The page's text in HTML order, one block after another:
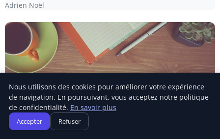
Adrien Noël
Nous utilisons des cookies pour améliorer votre expérience
de navigation. En poursuivant, vous acceptez notre politique
de confidentialité. En savoir plus
Accepter Refuser